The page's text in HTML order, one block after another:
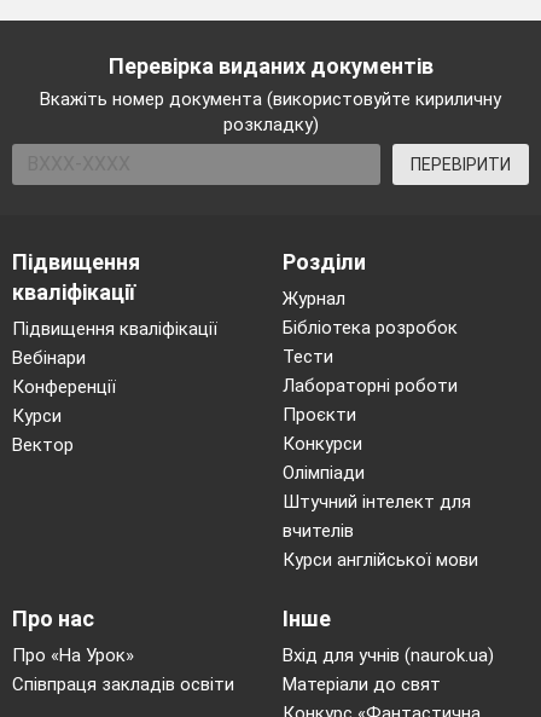
Перевірка виданих документів
Вкажіть номер документа (використовуйте кириличну
розкладку)
ПЕРЕВІРИТИ
Підвищення
кваліфікації
Підвищення кваліфікації
Вебінари
Конференції
Курси
Вектор
Розділи
Журнал
Бібліотека розробок
Тести
Лабораторні роботи
Проєкти
Конкурси
Олімпіади
Штучний інтелект для
вчителів
Курси англійської мови
Про нас
Про «На Урок»
Співпраця закладів освіти
Інше
Вхід для учнів (naurok.ua)
Матеріали до свят